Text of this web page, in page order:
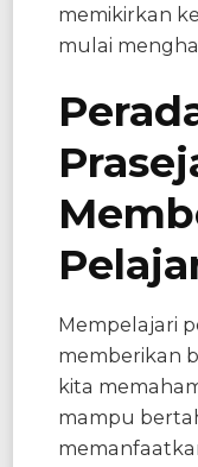
memikirkan
mulai
Mempelajari
memberikan
kita
mampu